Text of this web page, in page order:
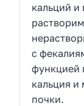
кальций и
с
функцией
кальция и
почки.